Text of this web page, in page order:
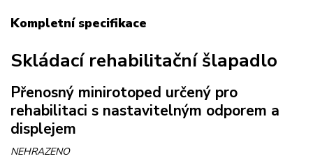
Kompletní specifikace
Skládací rehabilitační šlapadlo
Přenosný minirotoped určený pro
rehabilitaci s nastavitelným odporem a
displejem
NEHRAZENO